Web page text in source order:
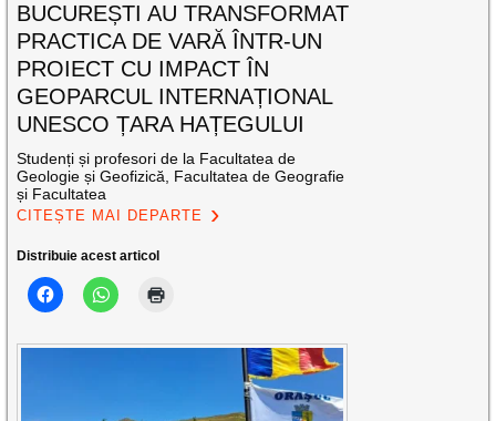
BUCUREȘTI AU TRANSFORMAT
PRACTICA DE VARĂ ÎNTR-UN
PROIECT CU IMPACT ÎN
GEOPARCUL INTERNAȚIONAL
UNESCO ȚARA HAȚEGULUI
Studenți și profesori de la Facultatea de
Geologie și Geofizică, Facultatea de Geografie
și Facultatea
CITEȘTE MAI DEPARTE
Distribuie acest articol